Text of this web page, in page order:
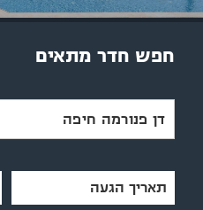
חפש חדר מתאים
דן פנורמה חיפה